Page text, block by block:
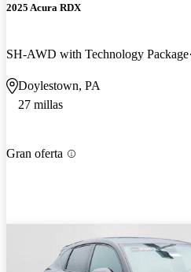
2025 Acura RDX
SH-AWD with Technology Package
Doylestown, PA
27 millas
Gran oferta